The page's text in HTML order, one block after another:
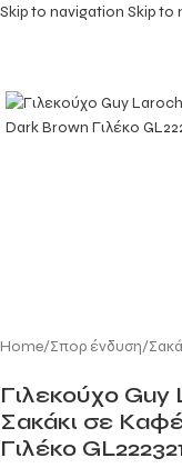
Skip to navigation Skip to
Home/Σπορ ένδυση/
Γιλεκούχο
Σακάκι σε
Γιλέκο